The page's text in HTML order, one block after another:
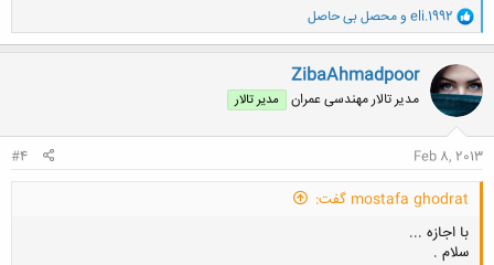
و
ا
ک
ن
ش
ه
ا
eli.1992 و محصل بی حاصل
ZibaAhmadpoor
مدیر تالار مهندسی عمران مدیر تالار
Feb 8, 2013
#4
mostafa ghodrat گفت:
با اجازه ...
سلام .